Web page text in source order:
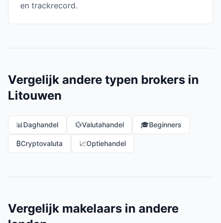
en trackrecord.
Vergelijk andere typen brokers in
Litouwen
📊 Daghandel 💱Valutahandel 🎓Beginners
₿Cryptovaluta 📈Optiehandel
Vergelijk makelaars in andere